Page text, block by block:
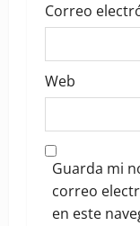
Correo
Web
Guarda mi
correo
en este